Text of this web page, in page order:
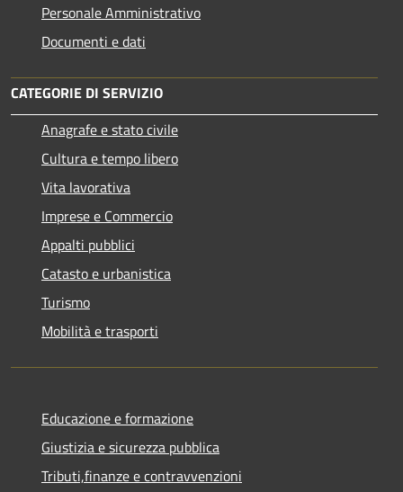
Personale Amministrativo
Documenti e dati
CATEGORIE DI SERVIZIO
Anagrafe e stato civile
Cultura e tempo libero
Vita lavorativa
Imprese e Commercio
Appalti pubblici
Catasto e urbanistica
Turismo
Mobilità e trasporti
Educazione e formazione
Giustizia e sicurezza pubblica
Tributi,finanze e contravvenzioni